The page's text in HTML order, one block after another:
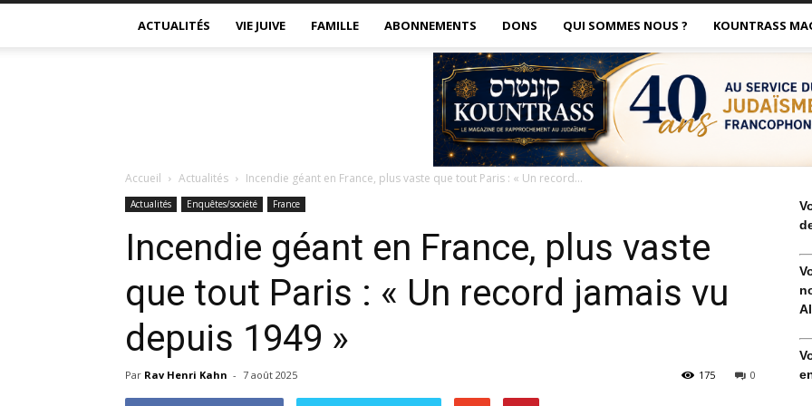
ACTUALITÉS VIE JUIVE FAMILLE ABONNEMENTS DONS QUI SOMMES NOUS ? KOUNTRASS
Accueil Actualités Incendie géant en France, plus vaste que tout Paris : « Un record...
Actualités Enquêtes/société France
Incendie géant en France, plus vaste
que tout Paris : « Un record jamais vu
depuis 1949 »
Par Rav Henri Kahn - 7 août 2025 0
175